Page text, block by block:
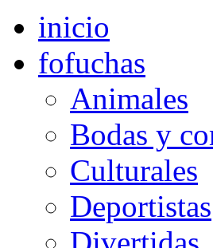
inicio
fofuchas
Animales
Bodas y
Culturales
Deportistas